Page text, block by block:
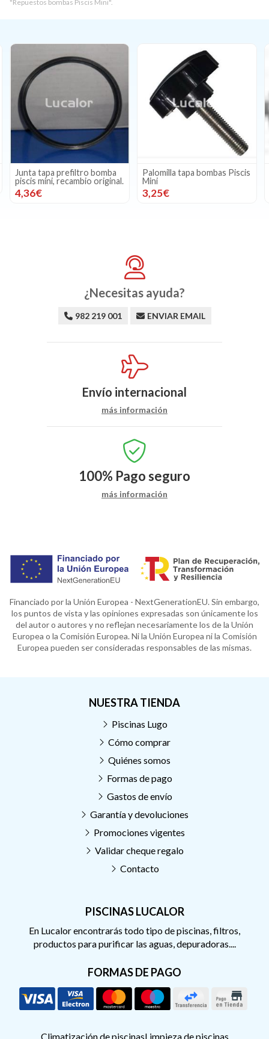
"Repuestos bombas Piscis Mini".
Junta tapa prefiltro bomba
piscis mini, recambio original.
4,36€
Palomilla tapa bombas Piscis
Mini
3,25€
¿Necesitas ayuda?
982 219 001 ENVIAR EMAIL
Envío internacional
más información
100% Pago seguro
más información
Financiado por la Unión Europea - NextGenerationEU. Sin embargo,
los puntos de vista y las opiniones expresadas son únicamente los
del autor o autores y no reflejan necesariamente los de la Unión
Europea o la Comisión Europea. Ni la Unión Europea ni la Comisión
Europea pueden ser consideradas responsables de las mismas.
PISCINAS LUCALOR
En Lucalor encontrarás todo tipo de piscinas, filtros,
productos para purificar las aguas, depuradoras....
FORMAS DE PAGO
NUESTRA TIENDA
Piscinas Lugo
Cómo comprar
Quiénes somos
Formas de pago
Gastos de envío
Garantía y devoluciones
Promociones vigentes
Validar cheque regalo
Contacto
Climatización de piscinasLimpieza de piscinas